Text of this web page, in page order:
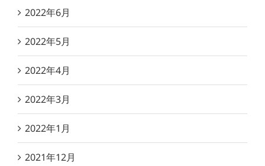
2022年6月
2022年5月
2022年4月
2022年3月
2022年1月
2021年12月